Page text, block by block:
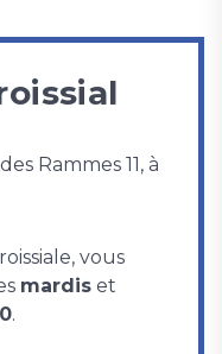
Rammes 11, à
vous
mardis et
.